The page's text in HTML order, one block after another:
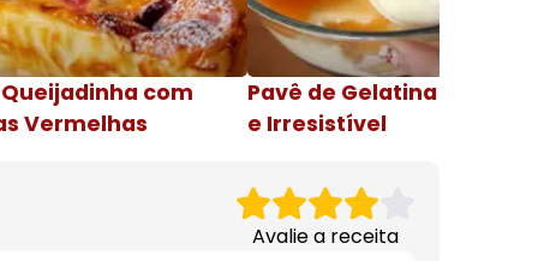
com
Vermelhas
Pavê de Gelatina Cremosa
e Irresistível
Avalie a receita